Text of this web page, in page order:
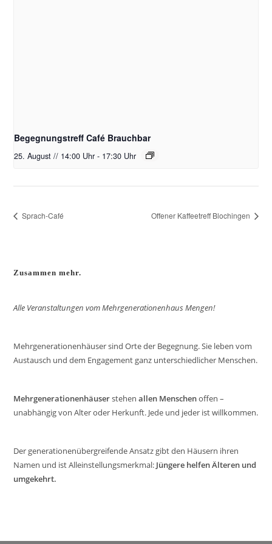
Begegnungstreff Café Brauchbar
25. August // 14:00 Uhr - 17:30 Uhr
Sprach-Café Offener Kaffeetreff Blochingen
Zusammen mehr.
Alle Veranstaltungen vom Mehrgenerationenhaus Mengen!
Mehrgenerationenhäuser sind Orte der Begegnung. Sie leben vom
Austausch und dem Engagement ganz unterschiedlicher Menschen.
Mehrgenerationenhäuserstehenallen Menschenoffen –
unabhängig von Alter oder Herkunft. Jede und jeder ist willkommen.
Der generationenübergreifende Ansatz gibt den Häusern ihren
Namen und ist Alleinstellungsmerkmal: Jüngere helfen Älteren und
umgekehrt.